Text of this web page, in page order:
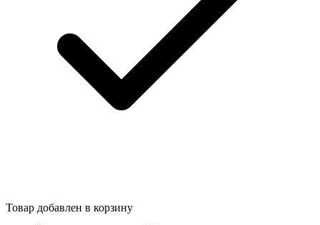
Товар добавлен в корзину